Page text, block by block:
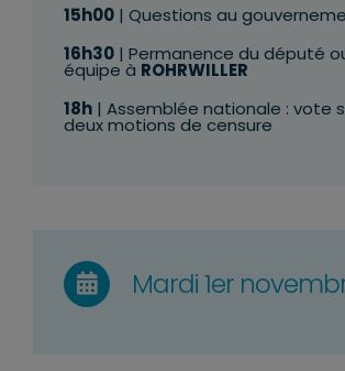
15h00| Questions au
16h30| Permanence du député
équipe à ROHRWILLER
18h| Assemblée nationale : vote
deux motions de censure
Mardi 1er